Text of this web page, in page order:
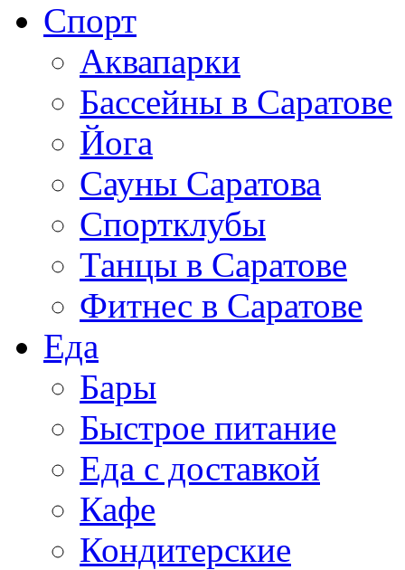
Спорт
Аквапарки
Бассейны в Саратове
Йога
Сауны Саратова
Спортклубы
Танцы в Саратове
Фитнес в Саратове
Еда
Бары
Быстрое питание
Еда с доставкой
Кафе
Кондитерские